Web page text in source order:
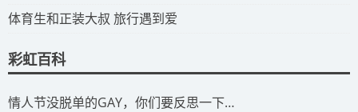
​体育生和正装大叔 旅行遇到爱
彩虹百科
​情人节没脱单的GAY，你们要反思一下…